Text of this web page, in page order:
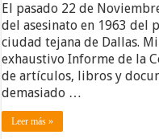
el
del
El pasado 22 de
del asesinato en 1963 del
ciudad tejana de Dallas.
exhaustivo Informe de la
de artículos, libros y
demasiado …
Leer más »